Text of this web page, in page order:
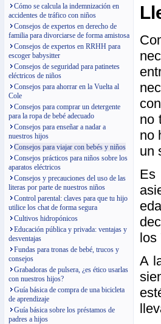
Cómo se calcula la indemnización en
accidentes de tráfico con niños
Consejos de expertos en derecho de
familia para divorciarse de forma amistosa
Consejos de expertos en RRHH para
escoger babysitter
Consejos de seguridad para patinetes
eléctricos de niños
Consejos para ahorrar en la Vuelta al
Cole
Consejos para comprar un detergente
para la ropa de bebé adecuado
Consejos para enseñar a nadar a
nuestros hijos
Consejos para viajar con bebés y niños
Consejos prácticos para niños sobre los
aparatos eléctricos
Consejos y precauciones del uso de las
literas por parte de nuestros niños
Control parental: claves para que tu hijo
utilice los chat de forma segura
Cultivos hidropónicos
Educación pública y privada: ventajas y
desventajas
Fundas para tronas de bebé, trucos y
consejos
Grabadoras de pulsera, ¿es ético usarlas
con nuestros hijos?
Guía básica de compra de una bicicleta
de aprendizaje
Guía básica sobre los préstamos de
padres a hijos
no
no
un
Es
los
A